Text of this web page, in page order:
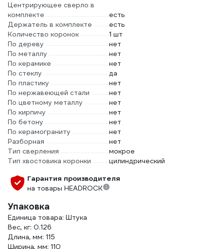
Центрирующее сверло в
комплекте
есть
Держатель в комплекте
есть
Количество коронок
1 шт
По дереву
нет
По металлу
нет
По керамике
нет
По стеклу
да
По пластику
нет
По нержавеющей стали
нет
По цветному металлу
нет
По кирпичу
нет
По бетону
нет
По керамограниту
нет
Разборная
нет
Тип сверления
мокрое
Тип хвостовика коронки
цилиндрический
Гарантия производителя
на товары HEADROCK
Упаковка
Единица товара: Штука
Вес, кг: 0.126
Длина, мм: 115
Ширина, мм: 110